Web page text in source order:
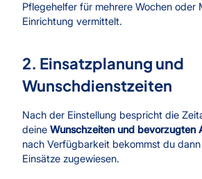
Pflegehelfer für mehrere Wochen oder
Einrichtung vermittelt.
2. Einsatzplanung und
Wunschdienstzeiten
Nach der Einstellung bespricht die
deineWunschzeiten und bevorzugten
nach Verfügbarkeit bekommst du
Einsätze zugewiesen.